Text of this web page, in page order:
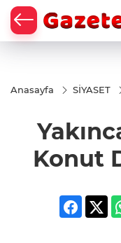
Anasayfa SİYASET
Konut